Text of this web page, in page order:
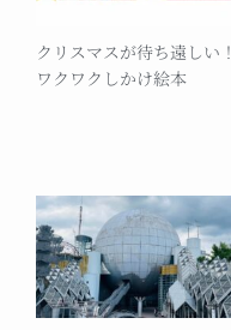
クリスマスが待ち遠しい！
ワクワクしかけ絵本